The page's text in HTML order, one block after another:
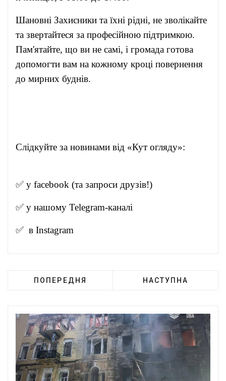
Шановні Захисники та їхні рідні, не зволікайте
та звертайтеся за професійною підтримкою.
Пам'ятайте, що ви не самі, і громада готова
допомогти вам на кожному кроці повернення
до мирних буднів.
Слідкуйте за новинами від «Кут огляду»:
✅ у facebook (та запроси друзів!)
✅ у нашому Telegram-каналі
✅ в Instagram
ПОПЕРЕДНЯ НАСТУПНА